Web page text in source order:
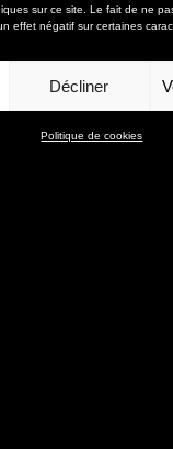
sur ce site. Le fait de ne
effet négatif sur certaines
Décliner
Politique de cookies